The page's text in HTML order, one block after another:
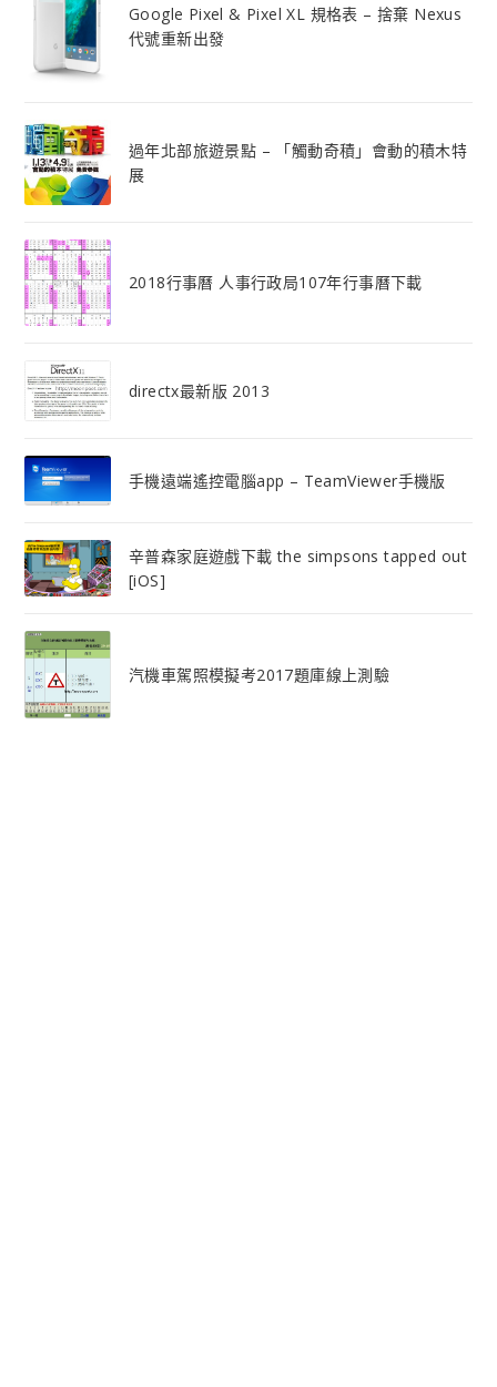
Google Pixel & Pixel XL 規格表 – 捨棄 Nexus
代號重新出發
過年北部旅遊景點 – 「觸動奇積」會動的積木特
展
2018行事曆 人事行政局107年行事曆下載
directx最新版 2013
手機遠端遙控電腦app – TeamViewer手機版
辛普森家庭遊戲下載 the simpsons tapped out
[iOS]
汽機車駕照模擬考2017題庫線上測驗